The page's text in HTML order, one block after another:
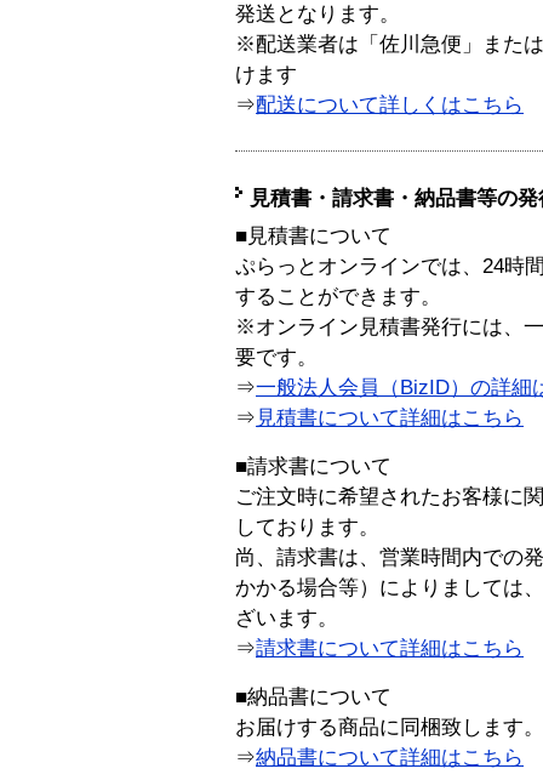
発送となります。
※配送業者は「佐川急便」また
けます
⇒配送について詳しくはこちら
見積書・請求書・納品書等の
■見積書について
ぷらっとオンラインでは、24時
することができます。
※オンライン見積書発行には、
要です。
⇒一般法人会員（BizID）の詳細
⇒ 見積書について詳細はこちら
■請求書について
ご注文時に希望されたお客様に
しております。
尚、請求書は、営業時間内での
かかる場合等）によりましては
ざいます。
⇒請求書について詳細はこちら
■納品書について
お届けする商品に同梱致します。
⇒納品書について詳細はこちら